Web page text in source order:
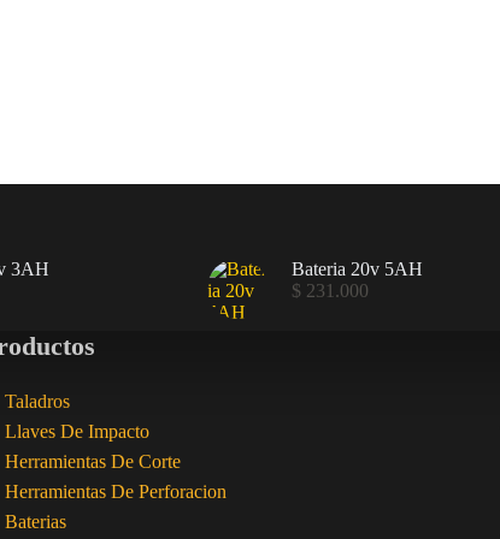
3AH
Bateria 20v 5AH
$231.000
Taladros
Llaves De Impacto
Herramientas De Corte
Herramientas De Perforacion
Baterias